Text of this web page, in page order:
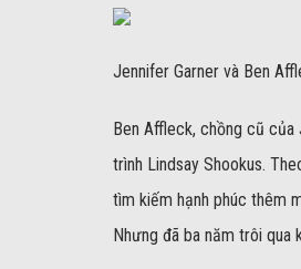
Jennifer Garner và Ben
Ben Affleck, chồng cũ của
trình Lindsay Shookus.
tìm kiếm hạnh phúc thêm
Nhưng đã ba năm trôi qua